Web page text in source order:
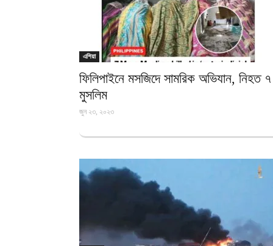
এশিয়া
ফিলিপাইনে মসজিদে সামরিক অভিযান, নিহত ৭
মুসলিম
জুন ২৩, ২০২৩